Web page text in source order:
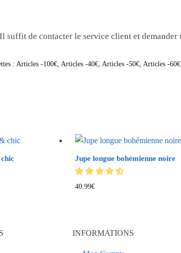
suffit de contacter le service client et demander
: Articles -100€, Articles -40€, Articles -50€, Articles -60€
Jupe longue bohémienne noire
40.99€
INFORMATIONS